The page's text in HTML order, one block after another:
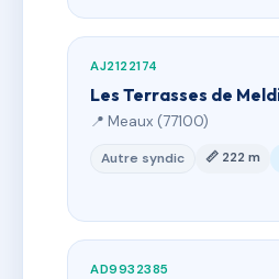
AJ2122174
Les Terrasses de
📍 Meaux (77100)
Autre syndic 📏 222 m
AD9932385